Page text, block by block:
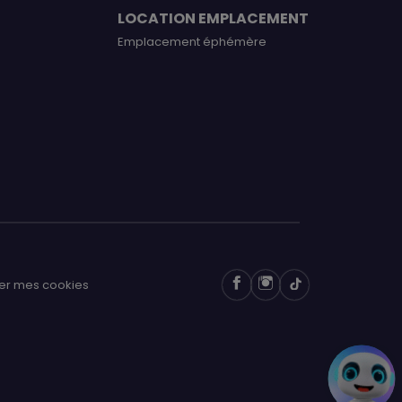
LOCATION EMPLACEMENT
Emplacement éphémère
mes cookies